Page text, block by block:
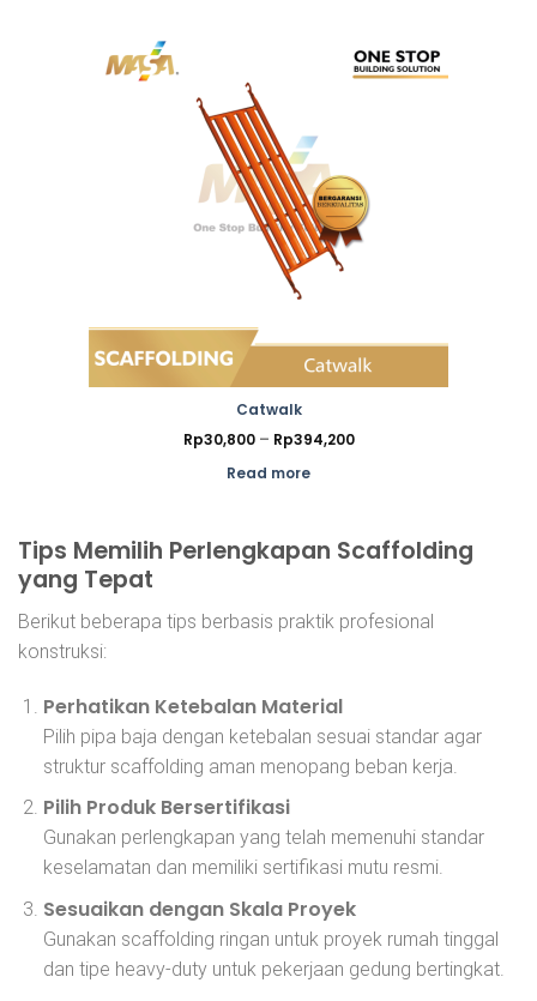
Catwalk
Rp30,800 – Rp394,200Price
Read more
Tips Memilih Perlengkapan Scaffolding
yang Tepat
Berikut beberapa tips berbasis praktik profesional
konstruksi:
Perhatikan Ketebalan Material
Pilih pipa baja dengan ketebalan sesuai standar agar
struktur scaffolding aman menopang beban kerja.
Pilih Produk Bersertifikasi
Gunakan perlengkapan yang telah memenuhi standar
keselamatan dan memiliki sertifikasi mutu resmi.
Sesuaikan dengan Skala Proyek
Gunakan scaffolding ringan untuk proyek rumah tinggal
dan tipe heavy-duty untuk pekerjaan gedung bertingkat.